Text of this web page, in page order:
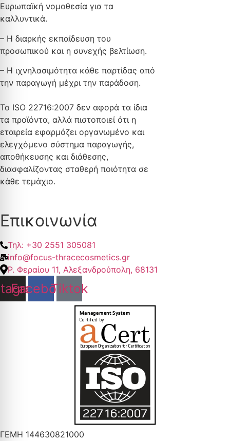
Ευρωπαϊκή νομοθεσία για τα
καλλυντικά.
– Η διαρκής εκπαίδευση του
προσωπικού και η συνεχής βελτίωση.
– Η ιχνηλασιμότητα κάθε παρτίδας από
την παραγωγή μέχρι την παράδοση.
Το ISO 22716:2007 δεν αφορά τα ίδια
τα προϊόντα, αλλά πιστοποιεί ότι η
εταιρεία εφαρμόζει οργανωμένο και
ελεγχόμενο σύστημα παραγωγής,
αποθήκευσης και διάθεσης,
διασφαλίζοντας σταθερή ποιότητα σε
κάθε τεμάχιο.
Επικοινωνία
Τηλ: +30 2551 305081
info@focus-thracecosmetics.gr
Ρ. Φεραίου 11, Αλεξανδρούπολη, 68131
Facebook
Tiktok
ΓΕΜΗ 144630821000